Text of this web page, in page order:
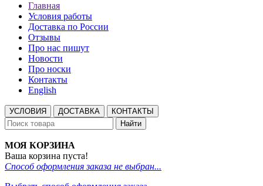
Главная
Условия работы
Доставка по России
Отзывы
Про нас пишут
Новости
Про носки
Контакты
English
УСЛОВИЯ ДОСТАВКА
КОНТАКТЫ
Найти
МОЯ КОРЗИНА
Ваша корзина пуста!
Способ оформления заказа не выбран...